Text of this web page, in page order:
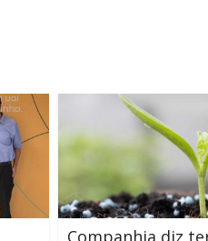
Companhia diz